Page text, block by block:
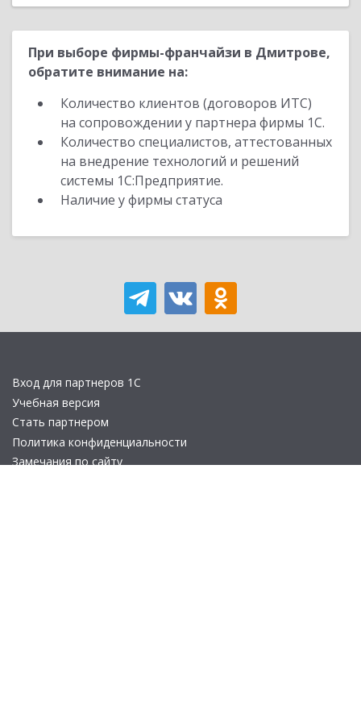
При выборе фирмы-франчайзи в Дмитрове,
обратите внимание на:
Количество клиентов (договоров ИТС)
на сопровождении у партнера фирмы 1С.
Количество специалистов, аттестованных
на внедрение технологий и решений
системы 1С:Предприятие.
Наличие у фирмы статуса
Вход для партнеров 1С
Учебная версия
Стать партнером
Политика конфиденциальности
Замечания по сайту